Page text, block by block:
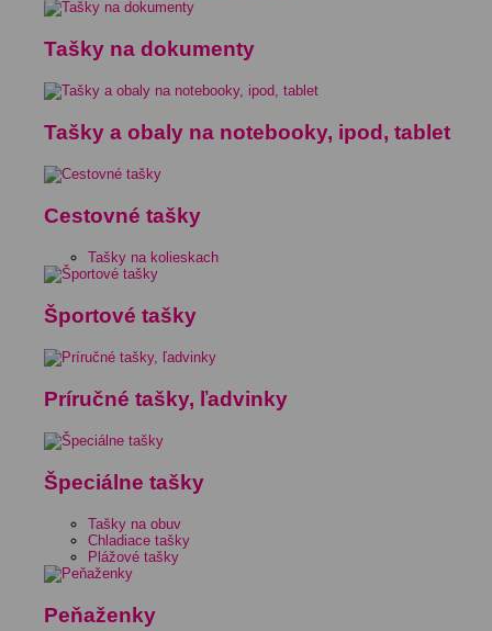
Tašky na dokumenty
Tašky a obaly na notebooky, ipod, tablet
Cestovné tašky
Tašky na kolieskach
Športové tašky
Príručné tašky, ľadvinky
Špeciálne tašky
Tašky na obuv
Chladiace tašky
Plážové tašky
Peňaženky